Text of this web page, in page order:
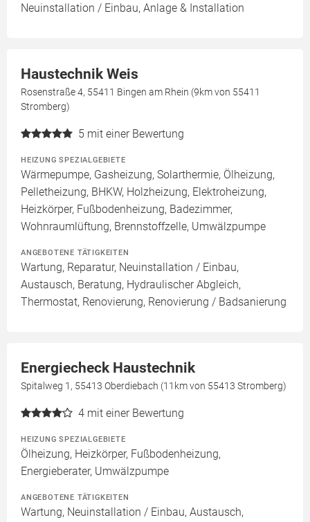
Neuinstallation / Einbau, Anlage & Installation
Haustechnik Weis
Rosenstraße 4, 55411 Bingen am Rhein (9km von 55411
Stromberg)
5 mit einer Bewertung
HEIZUNG SPEZIALGEBIETE
Wärmepumpe, Gasheizung, Solarthermie, Ölheizung,
Pelletheizung, BHKW, Holzheizung, Elektroheizung,
Heizkörper, Fußbodenheizung, Badezimmer,
Wohnraumlüftung, Brennstoffzelle, Umwälzpumpe
ANGEBOTENE TÄTIGKEITEN
Wartung, Reparatur, Neuinstallation / Einbau,
Austausch, Beratung, Hydraulischer Abgleich,
Thermostat, Renovierung, Renovierung / Badsanierung
Energiecheck Haustechnik
Spitalweg 1, 55413 Oberdiebach (11km von 55413 Stromberg)
4 mit einer Bewertung
HEIZUNG SPEZIALGEBIETE
Ölheizung, Heizkörper, Fußbodenheizung,
Energieberater, Umwälzpumpe
ANGEBOTENE TÄTIGKEITEN
Wartung, Neuinstallation / Einbau, Austausch,